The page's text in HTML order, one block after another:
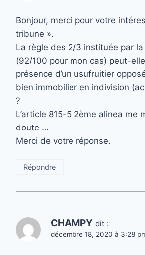
Bonjour, merci pour votre
tribune ».
La règle des 2/3 instituée par
(92/100 pour mon cas) peut-elle
présence d’un usufruitier
bien immobilier en indivision
?
L’article 815-5 2ème alinea me
doute …
Merci de votre réponse.
Répondre
CHAMPY dit :
décembre 18, 2020 à 3:28